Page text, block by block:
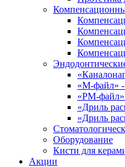
«М-файл» -
«РМ-файл»
«Дриль
«Дриль
Оборудование
Кисти для
Акции